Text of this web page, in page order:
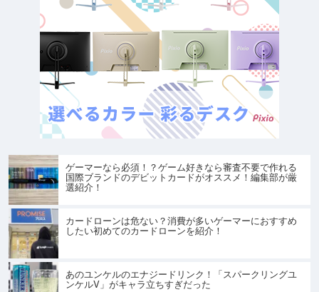
ゲーマーなら必須！？ゲーム好きなら審査不要で作れる
国際ブランドのデビットカードがオススメ！編集部が厳
選紹介！
カードローンは危ない？消費が多いゲーマーにおすすめ
したい初めてのカードローンを紹介！
あのユンケルのエナジードリンク！「スパークリングユ
ンケルV」がキャラ立ちすぎだった